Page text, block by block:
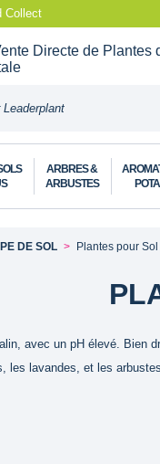
Collect
Directe de Plantes
ARBRES &
ARBUSTES
DE SOL Plantes pour
avec un pH élevé. Bien
les lavandes, et les